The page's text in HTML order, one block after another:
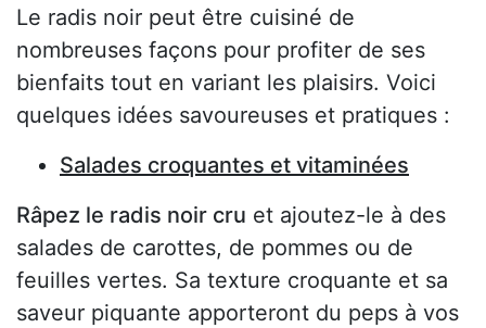
Le radis noir peut être cuisiné de
nombreuses façons pour profiter de ses
bienfaits tout en variant les plaisirs. Voici
quelques idées savoureuses et pratiques :
Salades croquantes et vitaminées
Râpez le radis noir cru et ajoutez-le à des
salades de carottes, de pommes ou de
feuilles vertes. Sa texture croquante et sa
saveur piquante apporteront du peps à vos